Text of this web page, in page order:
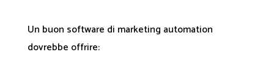
Un buon software di marketing automation
dovrebbe offrire: